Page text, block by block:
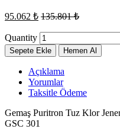
95.062 ₺ 135.801₺
Quantity
Sepete Ekle Hemen Al
Açıklama
Yorumlar
Taksitle Ödeme
Gemaş Puritron Tuz Klor
GSC 301